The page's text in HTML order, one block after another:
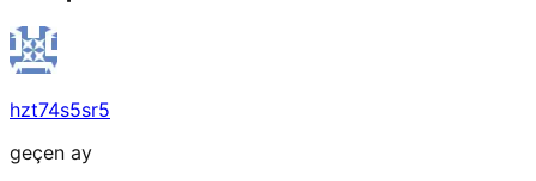
hzt74s5sr5
geçen ay